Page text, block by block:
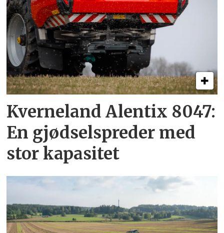
Kverneland Alentix 8047:
En gjødsel­spreder med
stor kapasitet